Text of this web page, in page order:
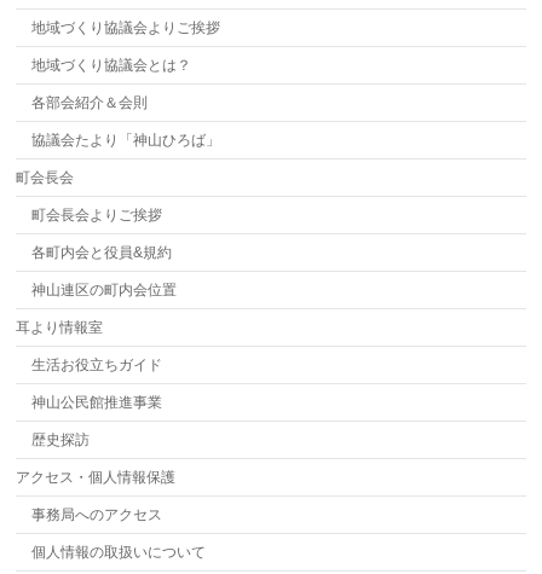
地域づくり協議会よりご挨拶
地域づくり協議会とは？
各部会紹介＆会則
協議会たより「神山ひろば」
町会長会
町会長会よりご挨拶
各町内会と役員&規約
神山連区の町内会位置
耳より情報室
生活お役立ちガイド
神山公民館推進事業
歴史探訪
アクセス・個人情報保護
事務局へのアクセス
個人情報の取扱いについて